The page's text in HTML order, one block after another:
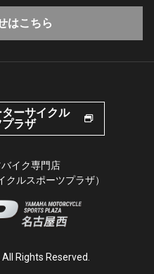
はこちら
ーサイクル
ラザ
イク専門店
ルスポーツプラザ）
Rights Reserved.